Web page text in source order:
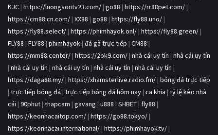
KJC | https://luongsontv23.com/ | go88 | https://rr88pet.com/ |
https://cm88.cn.com/ | XX88 | go88 | https://fly88.uno/ |
https://fly88.select/ | https://phimhayok.onl/ | https://fly88.green/ |
FLY88 | FLY88 | phimhayok | đá gà trực tiếp | CM88 |
https://mm88.center/ | https://2ok9.com/ | nhà cái uy tín | nhà cái uy tín
| nhà cái uy tín | nhà cái uy tín | nhà cái uy tín | nhà cái uy tín |
https://daga88.my/ | https://xhamsterlive.radio.fm/ | bóng đá trực tiếp
| trực tiếp bóng đá | trực tiếp bóng đá hôm nay | ca khia | tỷ lệ kèo nhà
cái | 90phut | thapcam | gavang | u888 | SHBET | fly88 |
https://keonhacaitop.com/ | https://go88.tokyo/ |
https://keonhacai.international/ | https://phimhayok.tv/ |